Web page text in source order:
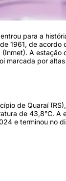
para a
1961, de acordo
A estação
marcada por
de Quaraí
de 43,8°C. A
e terminou no